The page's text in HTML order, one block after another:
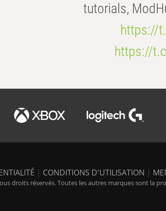
tutorials,
https://
https://
| CONDITIONS D'UTILISATION |
droits réservés. Toutes les autres marques sont la